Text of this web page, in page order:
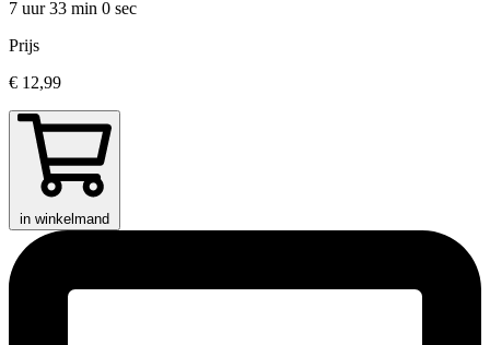
7 uur 33 min 0 sec
Prijs
€ 12,99
in winkelmand